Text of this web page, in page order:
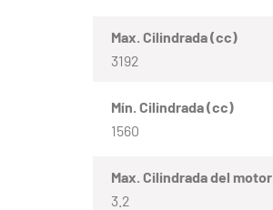
Max. Cilindrada (cc)
3192
Mín. Cilindrada (cc)
1560
Max. Cilindrada del motor
3.2